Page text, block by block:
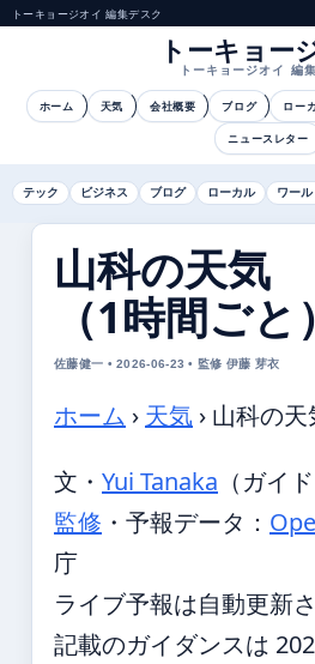
トーキョージオイ 編集デスク
トーキョー
トーキョージオイ 編
ホーム 天気 会社概要 ブログ ロー
ニュースレター
テック ビジネス ブログ ローカル ワール
山科の天気
（1時間ごと）
佐藤健一 • 2026-06-23 • 監修 伊藤 芽衣
ホーム › 天気 › 山科の天
文・ Yui Tanaka （ガイド
監修 ・ 予報データ：
庁
ライブ予報は自動更新さ
記載のガイダンスは